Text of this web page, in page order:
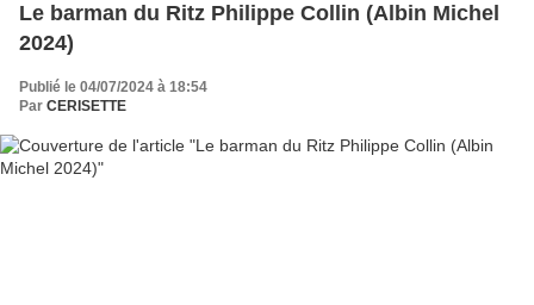
Le barman du Ritz Philippe Collin (Albin Michel
2024)
Publié le 04/07/2024 à 18:54
Par CERISETTE